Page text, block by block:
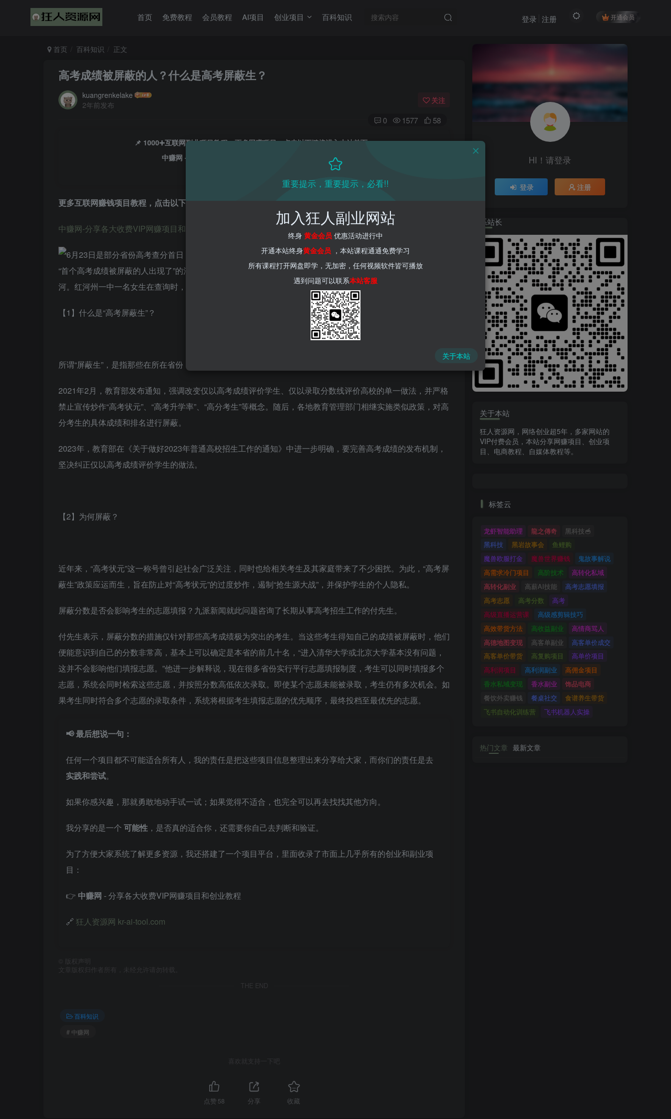
首页 免费教程 会员教程 AI项目 创业项目 百科知识 开通会员
登录 注册
首页 百科知识 正文
高考成绩被屏蔽的人？什么是高考屏蔽生？
kuangrenkelake
2年前发布
关注
0 1577 58
📌 1000➕互联网副业项目教程，更多网赚项目，点击以下链接进入本站首页：
中赚网 - 分享各大收费VIP网赚项目和创业教程 - 狂人资源网
更多互联网赚钱项目教程，点击以下链接进入本站首页
中赚网-分享各大收费VIP网赚项目和创业教程-狂人资源网 (kr-ai-tool.com)
【1】什么是“高考屏蔽生”？
所谓“屏蔽生”，是指那些在所在省份（自治区、直辖市）成绩排名中表现优异，因而其具体分数被隐藏的考生。
2021年2月，教育部发布通知，强调改变仅以高考成绩评价学生、仅以录取分数线评价高校的单一做法，并严格
禁止宣传炒作“高考状元”、“高考升学率”、“高分考生”等概念。随后，各地教育管理部门相继实施类似政策，对高
分考生的具体成绩和排名进行屏蔽。
2023年，教育部在《关于做好2023年普通高校招生工作的通知》中进一步明确，要完善高考成绩的发布机制，
坚决纠正仅以高考成绩评价学生的做法。
【2】为何屏蔽？
近年来，“高考状元”这一称号曾引起社会广泛关注，同时也给相关考生及其家庭带来了不少困扰。为此，“高考屏
蔽生”政策应运而生，旨在防止对“高考状元”的过度炒作，遏制“抢生源大战”，并保护学生的个人隐私。
屏蔽分数是否会影响考生的志愿填报？九派新闻就此问题咨询了长期从事高考招生工作的付先生。
付先生表示，屏蔽分数的措施仅针对那些高考成绩极为突出的考生。当这些考生得知自己的成绩被屏蔽时，他们
便能意识到自己的分数非常高，基本上可以确定是本省的前几十名，“进入清华大学或北京大学基本没有问题，
这并不会影响他们填报志愿。”他进一步解释说，现在很多省份实行平行志愿填报制度，考生可以同时填报多个
志愿，系统会同时检索这些志愿，并按照分数高低依次录取。即使某个志愿未能被录取，考生仍有多次机会。如
果考生同时符合多个志愿的录取条件，系统将根据考生填报志愿的优先顺序，最终投档至最优先的志愿。
📢 最后想说一句：
任何一个项目都不可能适合所有人，我的责任是把这些项目信息整理出来分享给大家，而你们的责任是去
实践和尝试。
如果你感兴趣，那就勇敢地动手试一试；如果觉得不适合，也完全可以再去找找其他方向。
我分享的是一个 可能性 ，是否真的适合你，还需要你自己去判断和验证。
为了方便大家系统了解更多资源，我还搭建了一个项目平台，里面收录了市面上几乎所有的创业和副业项
目：
👉 中赚网 - 分享各大收费VIP网赚项目和创业教程
🔗 狂人资源网 kr-ai-tool.com
版权声明
文章版权归作者所有，未经允许请勿转载。
THE END
百科知识
# 中赚网
喜欢就支持一下吧
点赞 58 分享 收藏
HI！请登录
登录 注册
HI！请登录
登录 注册
联系站长
关于本站
狂人资源网，网络创业超5年，多家网站的
VIP付费会员，本站分享网赚项目、创业项
目、电商教程、自媒体教程等。
标签云
龙虾智能助理 龍之傳奇
黑科技🥣
黑科技
黑岩故事会
鱼鲤购
魔兽欧服打金
魔兽世界赚钱
鬼故事解说
高需求冷门项目
高阶技术
高转化私域
高转化副业
高薪AI技能
高考志愿填报
高考志愿
高考分数
高考
高级直播运营课
高级感剪辑技巧
高效带货方法
高收益副业
高情商骂人
高德地图变现
高客单副业
高客单价成交
高客单价带货
高复购项目
高单价项目
高利润项目
高利润副业
高佣金项目
香水私域变现
香水副业
饰品电商
餐饮外卖赚钱
餐桌社交
食谱养生带货
飞书自动化训练营
飞书机器人实操
热门文章 最新文章
重要提示，重要提示，必看!!
加入狂人副业网站
终身 黄金会员 优惠活动进行中
开通本站终身黄金会员 ，本站课程通通免费学习
所有课程打开网盘即学，无加密，任何视频软件皆可播放
遇到问题可以联系本站客服
关于本站